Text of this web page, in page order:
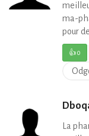
ma-
pour
👍0
La